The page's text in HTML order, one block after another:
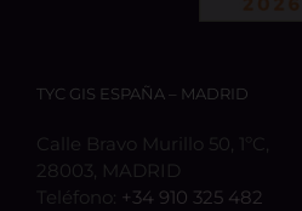
TYC GIS ESPAÑA – MADRID
Calle Bravo Murillo 50, 1ºC,
28003, MADRID
Teléfono: +34 910 325 482